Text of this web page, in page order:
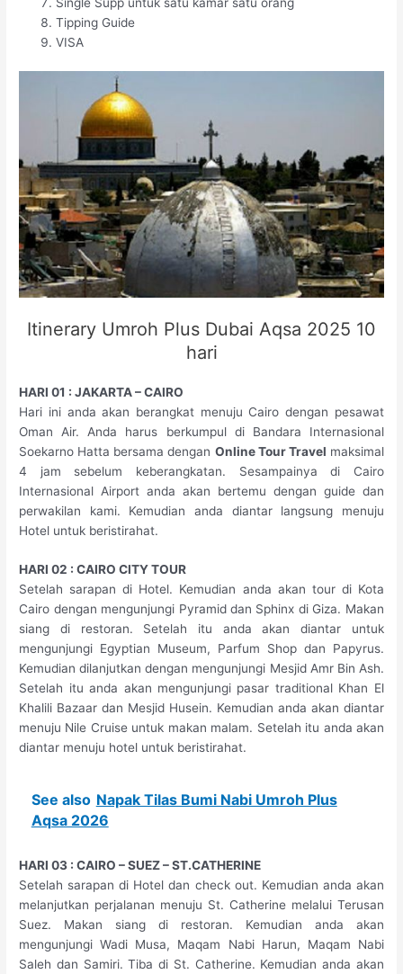
Tipping Guide
VISA
Itinerary Umroh Plus Dubai Aqsa 2025 10
hari
HARI 01 : JAKARTA – CAIRO
Hari ini anda akan berangkat menuju Cairo dengan pesawat
Oman Air. Anda harus berkumpul di Bandara Internasional
Soekarno Hatta bersama dengan Online Tour Travel maksimal
4 jam sebelum keberangkatan. Sesampainya di Cairo
Internasional Airport anda akan bertemu dengan guide dan
perwakilan kami. Kemudian anda diantar langsung menuju
Hotel untuk beristirahat.
HARI 02 : CAIRO CITY TOUR
Setelah sarapan di Hotel. Kemudian anda akan tour di Kota
Cairo dengan mengunjungi Pyramid dan Sphinx di Giza. Makan
siang di restoran. Setelah itu anda akan diantar untuk
mengunjungi Egyptian Museum, Parfum Shop dan Papyrus.
Kemudian dilanjutkan dengan mengunjungi Mesjid Amr Bin Ash.
Setelah itu anda akan mengunjungi pasar traditional Khan El
Khalili Bazaar dan Mesjid Husein. Kemudian anda akan diantar
menuju Nile Cruise untuk makan malam. Setelah itu anda akan
diantar menuju hotel untuk beristirahat.
See also Napak Tilas Bumi Nabi Umroh Plus
Aqsa 2026
HARI 03 : CAIRO – SUEZ – ST.CATHERINE
Setelah sarapan di Hotel dan check out. Kemudian anda akan
melanjutkan perjalanan menuju St. Catherine melalui Terusan
Suez. Makan siang di restoran. Kemudian anda akan
mengunjungi Wadi Musa, Maqam Nabi Harun, Maqam Nabi
Saleh dan Samiri. Tiba di St. Catherine. Kemudian anda akan